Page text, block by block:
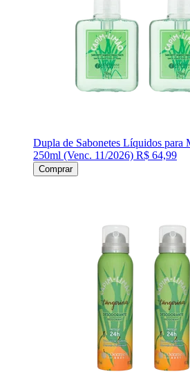
Dupla de Sabonetes Líquidos para
250ml (Venc. 11/2026) R$ 64,99
Comprar